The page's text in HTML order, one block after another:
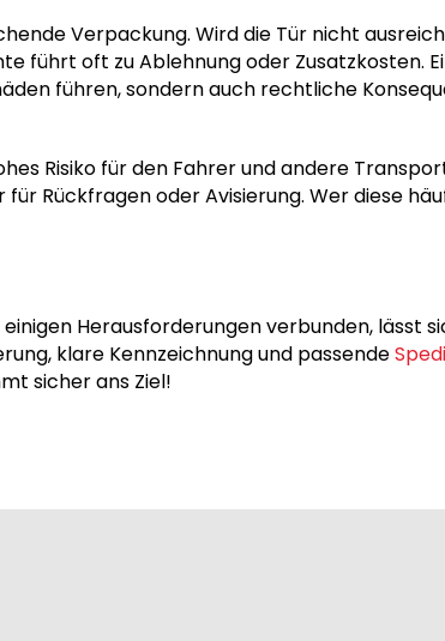
Verpackung. Wird die Tür nicht
führt oft zu Ablehnung oder Zusatzkosten.
führen, sondern auch rechtliche
Risiko für den Fahrer und andere
Rückfragen oder Avisierung. Wer diese
Herausforderungen verbunden, lässt
klare Kennzeichnung und passende
sicher ans Ziel!